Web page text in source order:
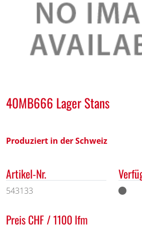
40MB666 Lager Stans
Produziert in der Schweiz
Artikel-Nr.
543133
Preis CHF / 1100 lfm